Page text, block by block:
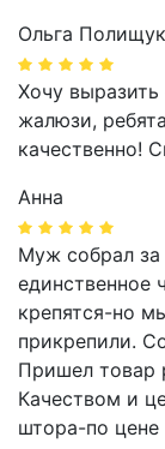
Ольга Полищук
Хочу выразить
жалюзи,
качественно!
Анна
Муж собрал за
единственное
крепятся-но
прикрепили.
Пришел товар
Качеством и
штора-по цене